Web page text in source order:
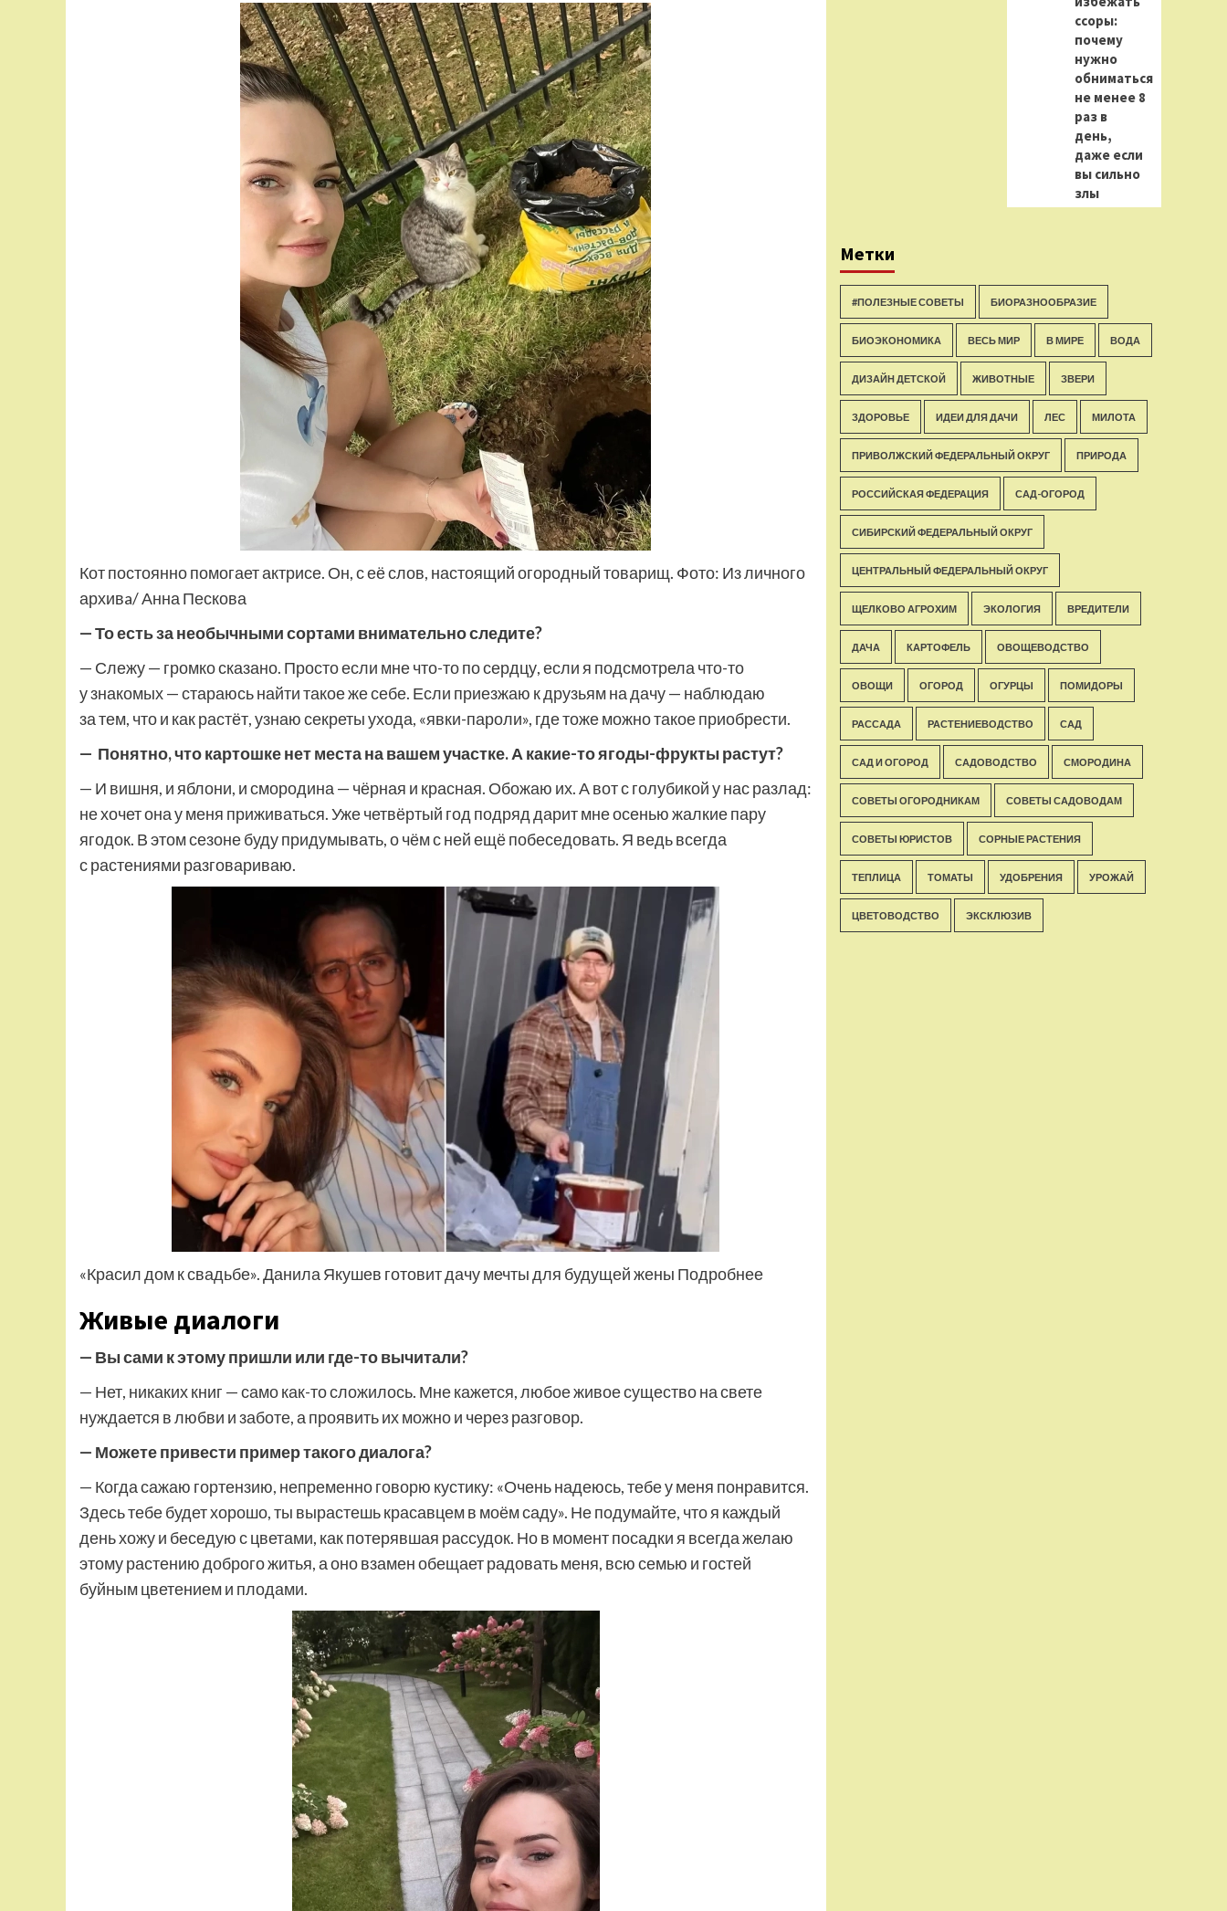
Кот постоянно помогает актрисе. Он, с её слов, настоящий огородный товарищ. Фото: Из личного
архивa/ Анна Пескова
— То есть за необычными сортами внимательно следите?
— Слежу — громко сказано. Просто если мне что-то по сердцу, если я подсмотрела что-то
у знакомых — стараюсь найти такое же себе. Если приезжаю к друзьям на дачу — наблюдаю
за тем, что и как растёт, узнаю секреты ухода, «явки-пароли», где тоже можно такое приобрести.
— Понятно, что картошке нет места на вашем участке. А какие-то ягоды-фрукты растут?
— И вишня, и яблони, и смородина — чёрная и красная. Обожаю их. А вот с голубикой у нас разлад:
не хочет она у меня приживаться. Уже четвёртый год подряд дарит мне осенью жалкие пару
ягодок. В этом сезоне буду придумывать, о чём с ней ещё побеседовать. Я ведь всегда
с растениями разговариваю.
«Красил дом к свадьбе». Данила Якушев готовит дачу мечты для будущей жены Подробнее
Живые диалоги
— Вы сами к этому пришли или где-то вычитали?
— Нет, никаких книг — само как-то сложилось. Мне кажется, любое живое существо на свете
нуждается в любви и заботе, а проявить их можно и через разговор.
— Можете привести пример такого диалога?
— Когда сажаю гортензию, непременно говорю кустику: «Очень надеюсь, тебе у меня понравится.
Здесь тебе будет хорошо, ты вырастешь красавцем в моём саду». Не подумайте, что я каждый
день хожу и беседую с цветами, как потерявшая рассудок. Но в момент посадки я всегда желаю
этому растению доброго житья, а оно взамен обещает радовать меня, всю семью и гостей
буйным цветением и плодами.
ссоры:
почему
нужно
обниматься
не менее 8
раз в
день,
даже если
вы сильно
злы
Метки
#ПОЛЕЗНЫЕ СОВЕТЫ БИОРАЗНООБРАЗИЕ
БИОЭКОНОМИКА ВЕСЬ МИР В МИРЕ ВОДА
ДИЗАЙН ДЕТСКОЙ ЖИВОТНЫЕ ЗВЕРИ
ЗДОРОВЬЕ ИДЕИ ДЛЯ ДАЧИ ЛЕС МИЛОТА
ПРИВОЛЖСКИЙ ФЕДЕРАЛЬНЫЙ ОКРУГ ПРИРОДА
РОССИЙСКАЯ ФЕДЕРАЦИЯ САД-ОГОРОД
СИБИРСКИЙ ФЕДЕРАЛЬНЫЙ ОКРУГ
ЦЕНТРАЛЬНЫЙ ФЕДЕРАЛЬНЫЙ ОКРУГ
ЩЕЛКОВО АГРОХИМ ЭКОЛОГИЯ ВРЕДИТЕЛИ
ДАЧА КАРТОФЕЛЬ ОВОЩЕВОДСТВО
ОВОЩИ ОГОРОД ОГУРЦЫ ПОМИДОРЫ
РАССАДА РАСТЕНИЕВОДСТВО САД
САД И ОГОРОД САДОВОДСТВО СМОРОДИНА
СОВЕТЫ ОГОРОДНИКАМ СОВЕТЫ САДОВОДАМ
СОВЕТЫ ЮРИСТОВ СОРНЫЕ РАСТЕНИЯ
ТЕПЛИЦА ТОМАТЫ УДОБРЕНИЯ УРОЖАЙ
ЦВЕТОВОДСТВО ЭКСКЛЮЗИВ